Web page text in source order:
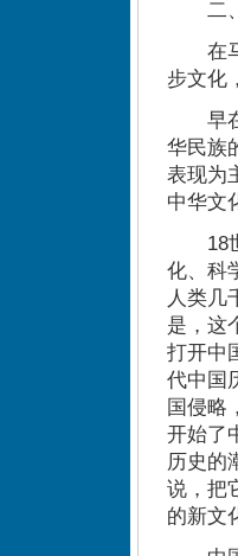
二、
在马
步文化
早在
华民族
表现为
中华文
18世
化、科
人类几
是，这
打开中
代中国
国侵略
开始了
历史的
说，把
的新文